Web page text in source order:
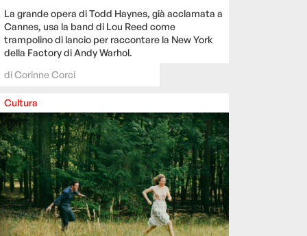
La grande opera di Todd Haynes, già acclamata a
Cannes, usa la band di Lou Reed come
trampolino di lancio per raccontare la New York
della Factory di Andy Warhol.
diCorinne Corci
Cultura